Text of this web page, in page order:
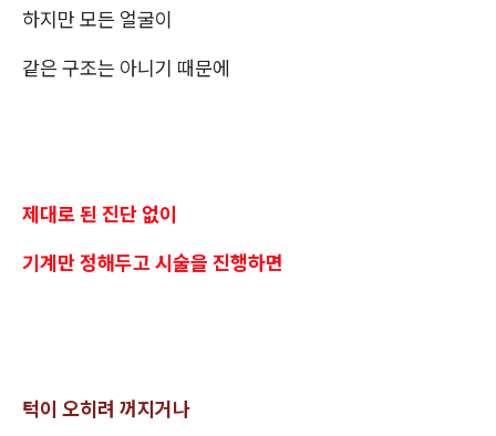
하지만 모든 얼굴이
같은 구조는 아니기 때문에
제대로 된 진단 없이
기계만 정해두고 시술을 진행하면
턱이 오히려 꺼지거나